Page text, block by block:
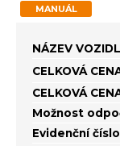
MANUÁL
NÁZEV
CELKOVÁ
CELKOVÁ
Možnost
Evidenční